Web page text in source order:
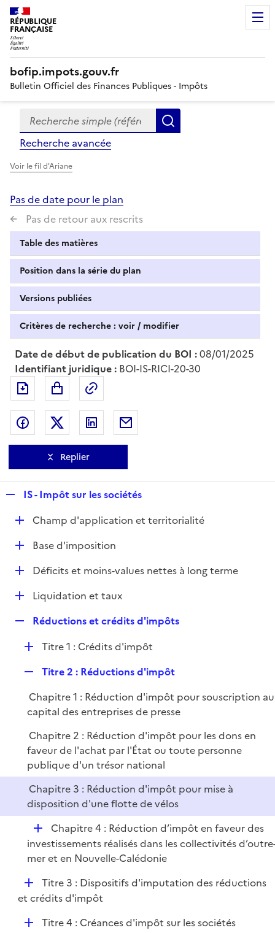
RÉPUBLIQUE
FRANÇAISE
bofip.impots.gouv.fr
Bulletin Officiel des Finances Publiques - Impôts
Formulaire
de
recherche
Recherche simple (références, mots clés, partie du
Recherche avancée
Voir le fil d'Ariane
Pas de date pour le plan
Pas de retour aux rescrits
Table des matières
Position dans la série du plan
Versions publiées
Critères de recherche : voir / modifier
Date de début de publication du BOI :08/01/2025
Identifiant juridique : BOI-IS-RICI-20-30
Exporter le document au format pdf
Partager sur Facebook
Partager sur Twitter
Partager sur LinkedIn
Replier
p
l
i
e
IS - Impôt sur les sociétés
DChamp d'application et territorialité
DBase d'imposition
D
e
Déficits et moins-values nettes à long terme
D
l
i
e
Liquidation et taux
p
e
r
Réductions et crédits d'impôts
D
l
i
e
r
Titre 1 : Crédits d'impôt
p
l
i
Titre 2 : Réductions d'impôt
Chapitre 1 : Réduction d'impôt pour souscription au
capital des entreprises de presse
Chapitre 2 : Réduction d'impôt pour les dons en
faveur de l'achat par l'État ou toute personne
publique d'un trésor national
Chapitre 3 : Réduction d'impôt pour mise à
disposition d'une flotte de vélos
D
é
p
i
e
r
Chapitre 4 : Réduction d’impôt en faveur des
investissements réalisés dans les collectivités
mer et en Nouvelle-Calédonie
D
é
Titre 3 : Dispositifs d'imputation des réductions
et crédits d'impôt
DTitre 4 : Créances d'impôt sur les sociétés